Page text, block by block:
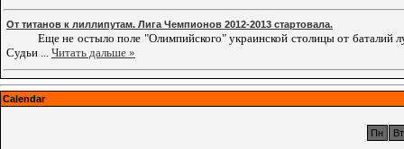
От титанов к лиллипутам. Лига Чемпионов 2012-2013 стартовала.
Еще не остыло поле "Олимпийского" украинской столицы от баталий
Судьи
Читать дальше »
Calendar
Пн Вт